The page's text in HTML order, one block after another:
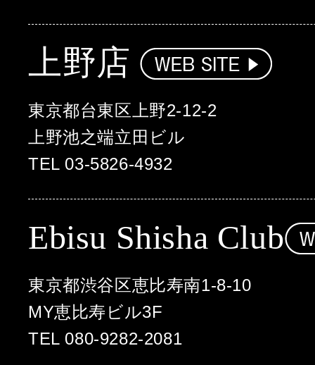
上野店
東京都台東区上野2-12-2
上野池之端立田ビル
TEL 03-5826-4932
Ebisu Shisha Club
東京都渋谷区恵比寿南1-8-10
MY恵比寿ビル3F
TEL 080-9282-2081